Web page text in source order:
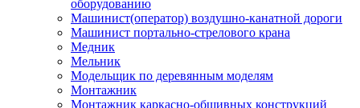
оборудованию
Машинист(оператор) воздушно-канатной дороги
Машинист портально-стрелового крана
Медник
Мельник
Модельщик по деревянным моделям
Монтажник
Монтажник каркасно-обшивных конструкций